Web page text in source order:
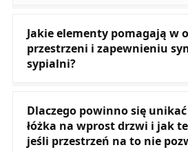
Jakie elementy pomagają w
przestrzeni i zapewnieniu
sypialni?
Dlaczego powinno się
łóżka na wprost drzwi i jak
jeśli przestrzeń na to nie